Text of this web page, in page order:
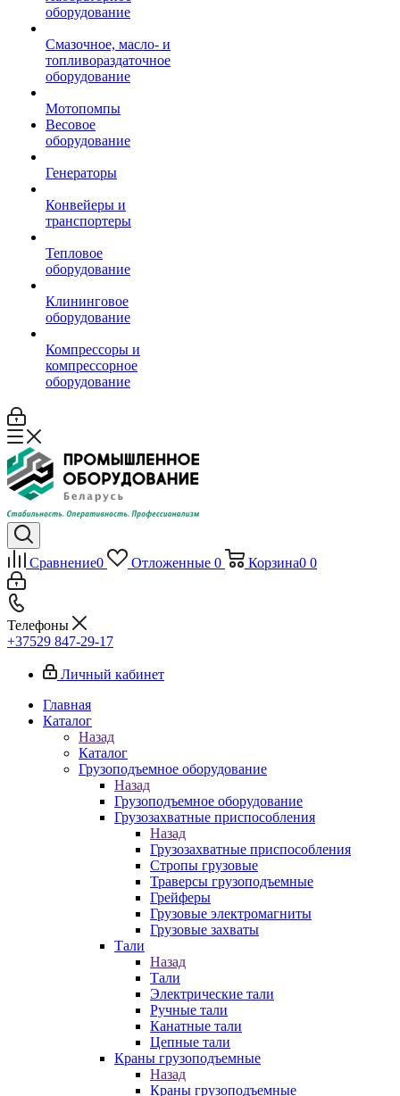
оборудование
Смазочное, масло- и
топливораздаточное
оборудование
Мотопомпы
Весовое
оборудование
Генераторы
Конвейеры и
транспортеры
Тепловое
оборудование
Клининговое
оборудование
Компрессоры и
компрессорное
оборудование
Сравнение0 Отложенные 0 Корзина0 0
Телефоны
+37529 847-29-17‬
Личный кабинет
Главная
Каталог
Назад
Каталог
Грузоподъемное оборудование
Назад
Грузоподъемное оборудование
Грузозахватные приспособления
Назад
Грузозахватные приспособления
Стропы грузовые
Траверсы грузоподъемные
Грейферы
Грузовые электромагниты
Грузовые захваты
Тали
Назад
Тали
Электрические тали
Ручные тали
Канатные тали
Цепные тали
Краны грузоподъемные
Назад
Краны грузоподъемные